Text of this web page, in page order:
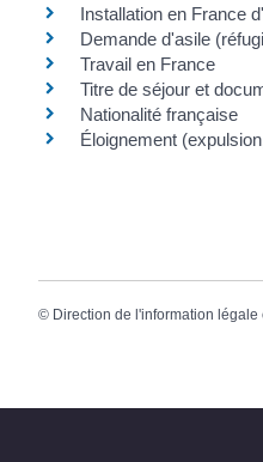
Installation en France
Demande d'asile
Travail en France
Titre de séjour et
Nationalité française
Éloignement
© Direction de l'information légale